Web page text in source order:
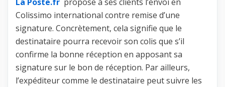
Colissimo international contre remise d’une
signature. Concrètement, cela signifie que le
destinataire pourra recevoir son colis que s’il
confirme la bonne réception en apposant sa
signature sur le bon de réception. Par ailleurs,
l’expéditeur comme le destinataire peut suivre les